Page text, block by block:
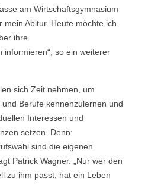
am Wirtschaftsgymnasium
mein Abitur. Heute möchte ich
ihre
informieren“, so ein weiterer
sich Zeit nehmen, um
Berufe kennenzulernen und
Interessen und
setzen. Denn:
sind die eigenen
Patrick Wagner. „Nur wer den
zu ihm passt, hat ein Leben